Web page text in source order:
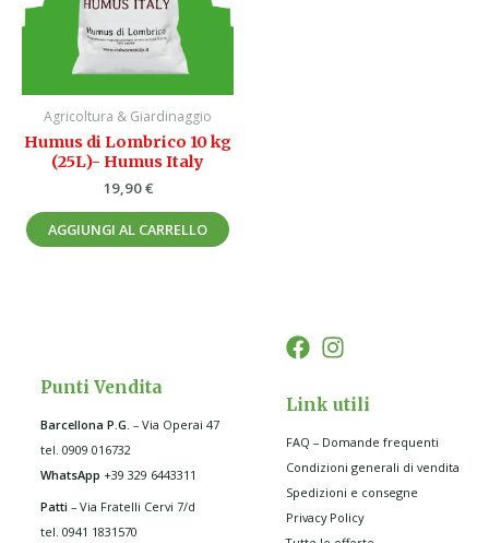
Agricoltura & Giardinaggio
Humus di Lombrico 10 kg
(25L)- Humus Italy
19,90€
AGGIUNGI AL CARRELLO
Punti Vendita
Barcellona P.G. – Via Operai 47
tel. 0909 016732
WhatsApp +39 329 6443311
Patti – Via Fratelli Cervi 7/d
tel. 0941 1831570
Link utili
FAQ – Domande frequenti
Condizioni generali di vendita
Spedizioni e consegne
Privacy Policy